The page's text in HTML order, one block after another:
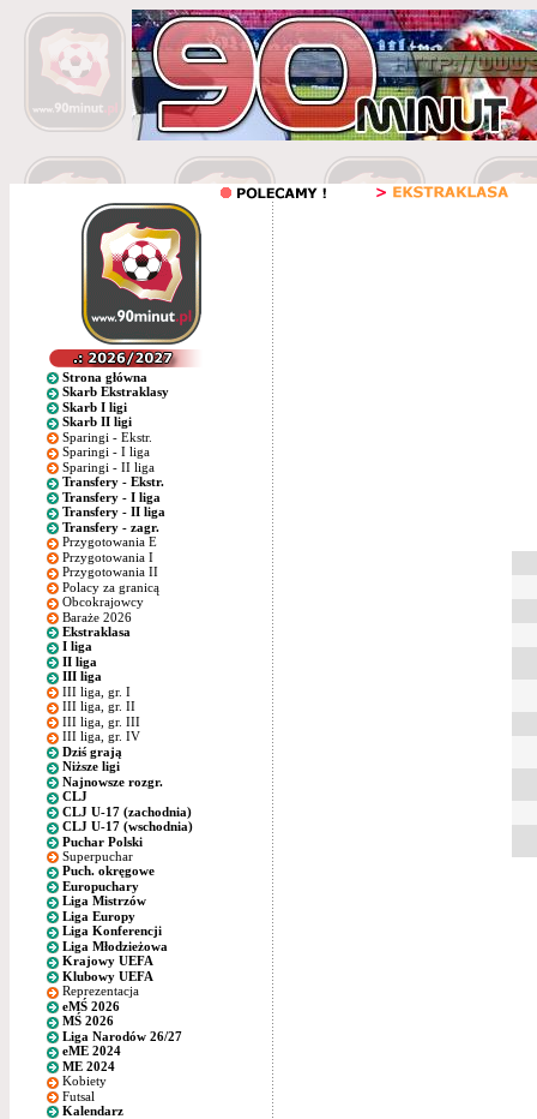
Strona główna
Skarb Ekstraklasy
Skarb I ligi
Skarb II ligi
Sparingi - Ekstr.
Sparingi - I liga
Sparingi - II liga
Transfery - Ekstr.
Transfery - I liga
Transfery - II liga
Transfery - zagr.
Przygotowania E
Przygotowania I
Przygotowania II
Polacy za granicą
Obcokrajowcy
Baraże 2026
Ekstraklasa
I liga
II liga
III liga
III liga, gr. I
III liga, gr. II
III liga, gr. III
III liga, gr. IV
Dziś grają
Niższe ligi
Najnowsze rozgr.
CLJ
CLJ U-17 (zachodnia)
CLJ U-17 (wschodnia)
Puchar Polski
Superpuchar
Puch. okręgowe
Europuchary
Liga Mistrzów
Liga Europy
Liga Konferencji
Liga Młodzieżowa
Krajowy UEFA
Klubowy UEFA
Reprezentacja
eMŚ 2026
MŚ 2026
Liga Narodów 26/27
eME 2024
ME 2024
Kobiety
Futsal
Kalendarz